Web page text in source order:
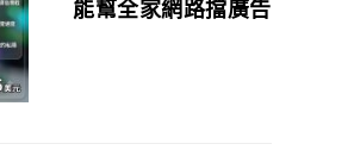
能幫全家網路擋廣告